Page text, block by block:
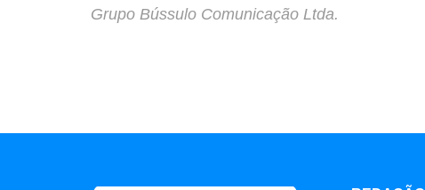
Grupo Bússulo Comunicação Ltda.